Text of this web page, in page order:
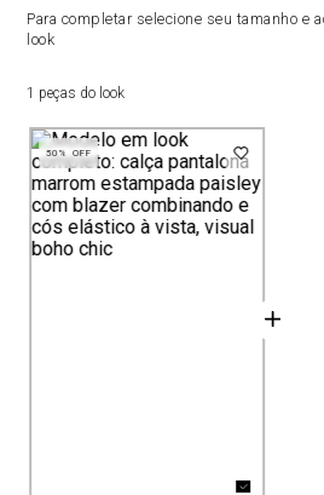
Para completar selecione seu tamanho e
look
1 peças do look
50% OFF